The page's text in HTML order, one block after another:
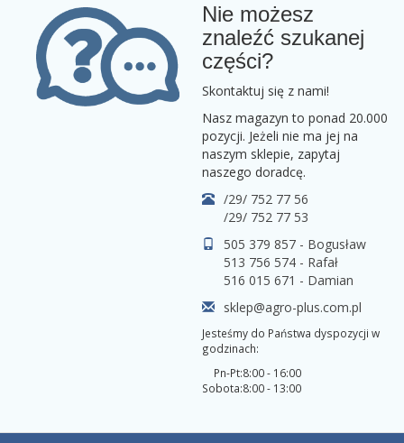
Nie możesz
znaleźć szukanej
części?
Skontaktuj się z nami!
Nasz magazyn to ponad 20.000
pozycji. Jeżeli nie ma jej na
naszym sklepie, zapytaj
naszego doradcę.
/29/ 752 77 56
/29/ 752 77 53
505 379 857 - Bogusław
513 756 574 - Rafał
516 015 671 - Damian
sklep@agro-plus.com.pl
Jesteśmy do Państwa dyspozycji w
godzinach:
Pn-Pt:
Sobota:
8:00 - 16:00
8:00 - 13:00